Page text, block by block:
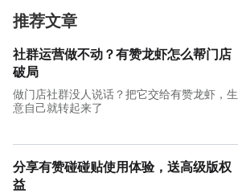
推荐文章
社群运营做不动？有赞龙虾怎么帮门店
破局
做门店社群没人说话？把它交给有赞龙虾，生
意自己就转起来了
分享有赞碰碰贴使用体验，送高级版权
益